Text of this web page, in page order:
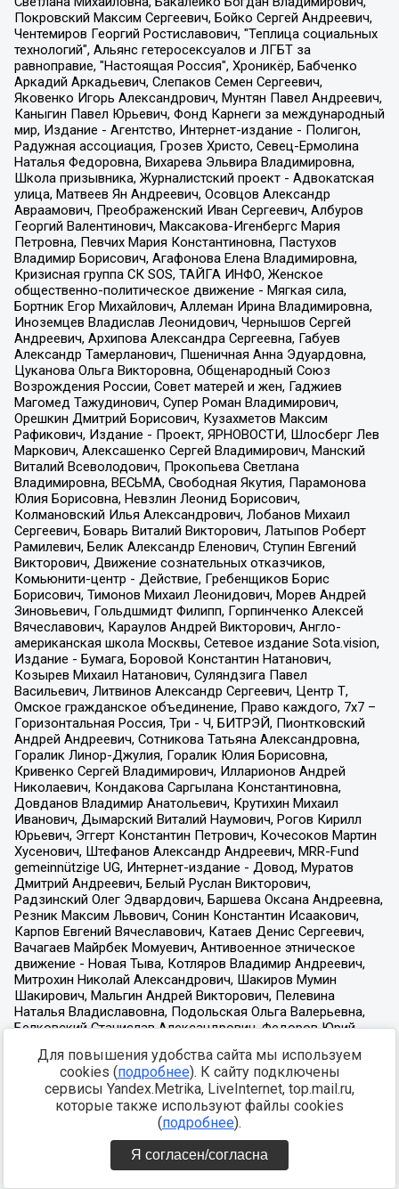
Для повышения удобства сайта мы используем
cookies (подробнее). К сайту подключены
сервисы Yandex.Metrika, LiveInternet, top.mail.ru,
которые также используют файлы cookies
(подробнее).
Я согласен/согласна